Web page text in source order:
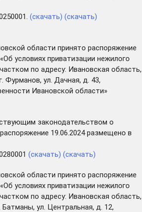
(скачать) (скачать)
области принято распоряжение
условиях приватизации нежилого
по адресу: Ивановская область,
Фурманов, ул. Дачная, д. 43,
Ивановской области»
законодательством о
19.06.2024 размещено в
(скачать) (скачать)
области принято распоряжение
условиях приватизации нежилого
по адресу: Ивановская область,
ул. Центральная, д. 12,